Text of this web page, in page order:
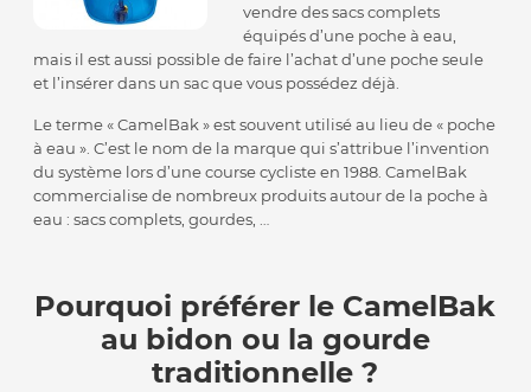
vendre des sacs complets
équipés d’une poche à eau,
mais il est aussi possible de faire l’achat d’une poche seule
et l’insérer dans un sac que vous possédez déjà.
Le terme « CamelBak » est souvent utilisé au lieu de « poche
à eau ». C’est le nom de la marque qui s’attribue l’invention
du système lors d’une course cycliste en 1988. CamelBak
commercialise de nombreux produits autour de la poche à
eau : sacs complets, gourdes, …
Pourquoi préférer le CamelBak
au bidon ou la gourde
traditionnelle ?